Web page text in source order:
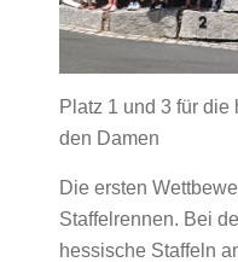
Platz 1 und 3 für
den Damen
Die ersten
Staffelrennen. Bei
hessische Staffeln